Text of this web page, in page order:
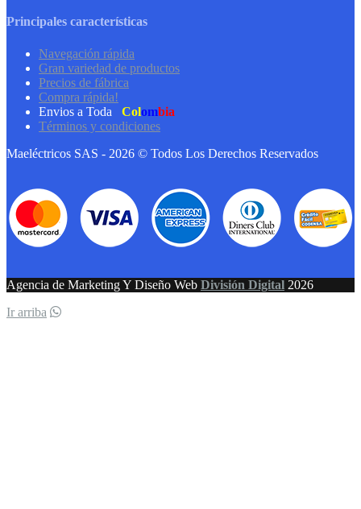
Principales características
Navegación rápida
Gran variedad de productos
Precios de fábrica
Compra rápida!
Envios a Toda
Colombia
Términos y condiciones
Maeléctricos SAS - 2026 © Todos Los Derechos Reservados
Agencia de Marketing Y Diseño Web División Digital 2026
Ir arriba